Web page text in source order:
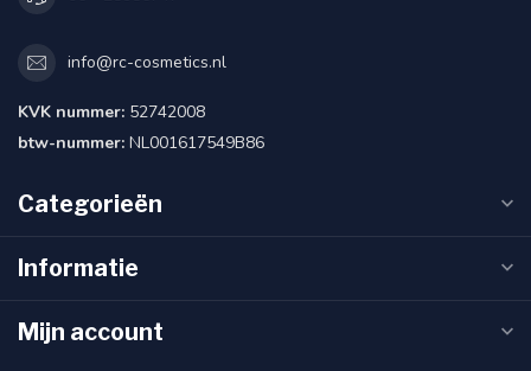
info@rc-cosmetics.nl
KVK nummer: 52742008
btw-nummer: NL001617549B86
Categorieën
Informatie
Mijn account